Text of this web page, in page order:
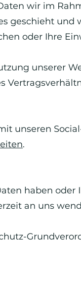
wir im
geschieht und
oder Ihre
unserer
unseren
.
haben oder
an uns